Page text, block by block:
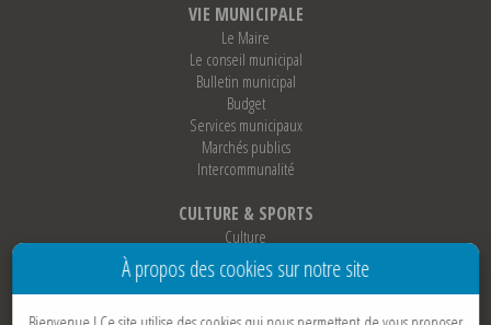
VIE MUNICIPALE
Le Maire
Le conseil municipal
Bulletin municipal
Budget
Services municipaux
Marchés publics
Intercommunalité
CULTURE & SPORTS
Culture
Sports
Loisirs
Associations
À propos des cookies sur notre site